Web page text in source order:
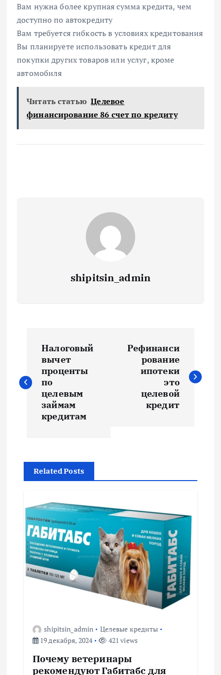
Вам нужна более крупная сумма кредита, чем
доступно по автокредиту
Вам требуется гибкость в условиях кредитования
Вы планируете использовать кредит для
покупки других товаров или услуг, кроме
автомобиля
Читать статью Целевое
финансирование 86 счет по кредиту
shipitsin_admin
в
а
ц
и
я
п
о
Налоговый
вычет
проценты
по
целевым
займам
кредитам
Рефинанси
рование
ипотеки
это
целевой
кредит
Related Posts
shipitsin_admin
Целевые кредиты
19 декабря, 2024
421 views
Почему ветеринары
рекомендуют Габитабс для